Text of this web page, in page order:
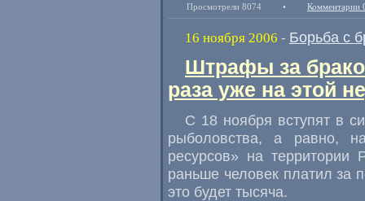
Просмотрели 8074 • Комментарии
16 ноября 2006 - Борьба с
Штрафы за
раза уже на этой
С 18 ноября вступят в
рыболовства, а равно,
ресурсов» на
раньше человек платил за
это будет тысяча.